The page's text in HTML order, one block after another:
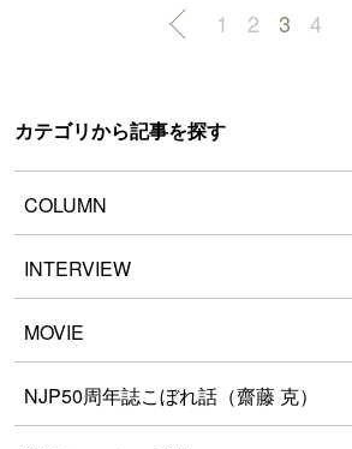
1 2 3 4
カテゴリから記事を探す
COLUMN
INTERVIEW
MOVIE
NJP50周年誌こぼれ話（齋藤 克）